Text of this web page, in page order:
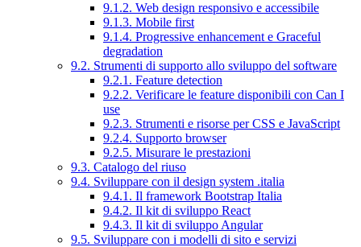
9.1.2. Web design responsivo e accessibile
9.1.3. Mobile first
9.1.4. Progressive enhancement e Graceful
degradation
9.2. Strumenti di supporto allo sviluppo del software
9.2.1. Feature detection
9.2.2. Verificare le feature disponibili con Can I
use
9.2.3. Strumenti e risorse per CSS e JavaScript
9.2.4. Supporto browser
9.2.5. Misurare le prestazioni
9.3. Catalogo del riuso
9.4. Sviluppare con il design system .italia
9.4.1. Il framework Bootstrap Italia
9.4.2. Il kit di sviluppo React
9.4.3. Il kit di sviluppo Angular
9.5. Sviluppare con i modelli di sito e servizi